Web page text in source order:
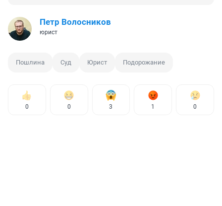
Петр Волосников
юрист
Пошлина Суд Юрист Подорожание
0 0 3 1 0